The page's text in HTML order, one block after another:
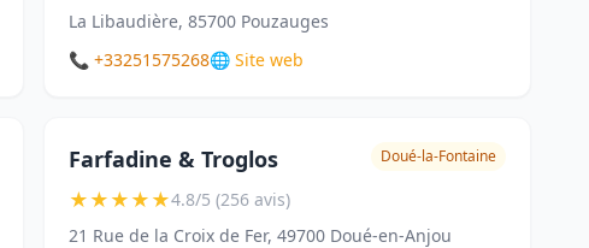
La Libaudière, 85700 Pouzauges
📞 +33251575268🌐 Site web
Farfadine & Troglos Doué-la-Fontaine
★★★★★4.8/5 (256 avis)
21 Rue de la Croix de Fer, 49700 Doué-en-Anjou